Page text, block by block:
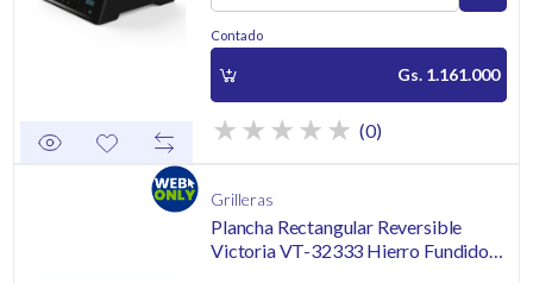
Contado
Gs. 1.161.000
(0)
Grilleras
Plancha Rectangular Reversible
Victoria VT-32333 Hierro Fundido